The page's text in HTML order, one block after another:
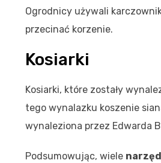
Ogrodnicy używali
przecinać korzenie.
Kosiarki
Kosiarki, które zostały
tego wynalazku koszenie
wynaleziona przez Edwarda
Podsumowując, wiele